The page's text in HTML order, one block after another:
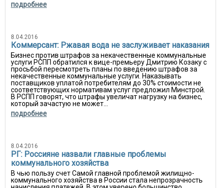
подробнее
8.04.2016
Коммерсант: Ржавая вода не заслуживает наказания
Бизнес против штрафов за некачественные коммунальные
услуги РСПП обратился к вице-премьеру Дмитрию Козаку с
просьбой пересмотреть планы по введению штрафов за
некачественные коммунальные услуги. Наказывать
поставщиков уплатой потребителям до 30% стоимости не
соответствующих нормативам услуг предложил Минстрой.
В РСПП говорят, что штрафы увеличат нагрузку на бизнес,
который зачастую не может...
подробнее
8.04.2016
РГ: Россияне назвали главные проблемы
коммунального хозяйства
В чью пользу счет Самой главной проблемой жилищно-
коммунального хозяйства в России стала непрозрачность